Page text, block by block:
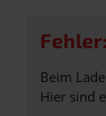
Beim
Hier sind